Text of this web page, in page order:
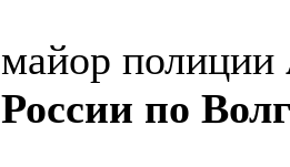
майор полиции
России по